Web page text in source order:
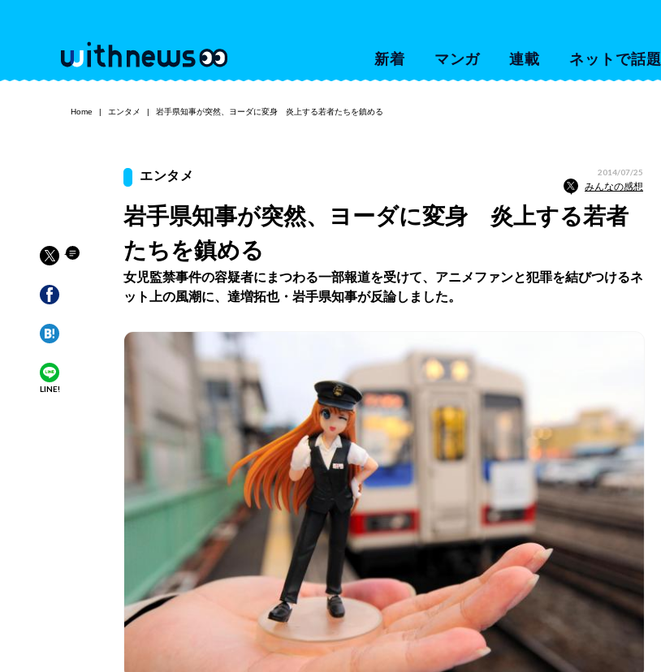
新着 マンガ 連載 ネットで話題
Home エンタメ 岩手県知事が突然、ヨーダに変身 炎上する若者たちを鎮める
LINE!
エンタメ 2014/07/25
みんなの感想
岩手県知事が突然、ヨーダに変身 炎上する若者
たちを鎮める
女児監禁事件の容疑者にまつわる一部報道を受けて、アニメファンと犯罪を結びつけるネ
ット上の風潮に、達増拓也・岩手県知事が反論しました。